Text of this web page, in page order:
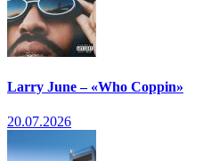
Larry June – «Who Coppin»
20.07.2026